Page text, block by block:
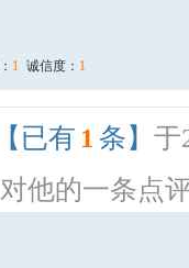
1 诚信度： 1
【已有 1 条】 于
他的一条点